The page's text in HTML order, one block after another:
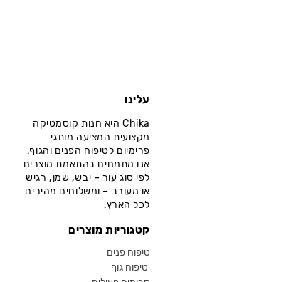
עלינו
Chika היא חנות קוסמטיקה
מקצועית המציעה מותגי
פרימיום לטיפוח הפנים והגוף.
אנו מתמחים בהתאמת מוצרים
לפי סוג עור – יבש, שמן, רגיש
או מעורב – ומשלוחים מהירים
לכל הארץ.
קטגוריות מוצרים
טיפוח פנים
טיפוח גוף